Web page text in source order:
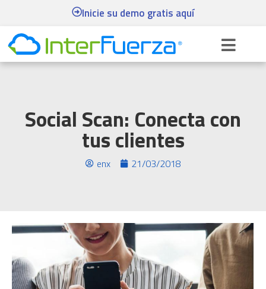
Inicie su demo gratis aquí
Social Scan: Conecta con
tus clientes
enx 21/03/2018